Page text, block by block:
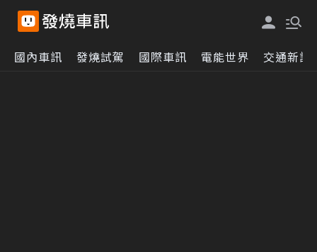
國內車訊 發燒試駕 國際車訊 電能世界 交通新訊